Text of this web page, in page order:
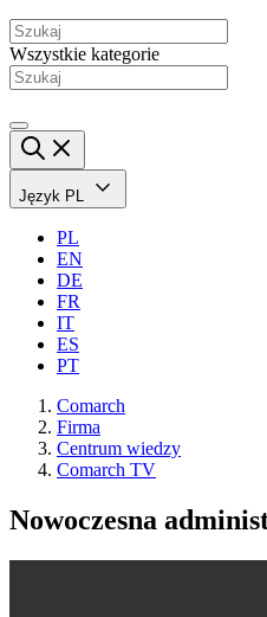
Wszystkie kategorie
Język PL
PL
EN
DE
FR
IT
ES
PT
Comarch
Firma
Centrum wiedzy
Comarch TV
Nowoczesna